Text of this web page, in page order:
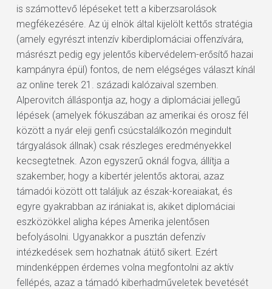
is számottevő lépéseket tett a kiberzsarolások
megfékezésére. Az új elnök által kijelölt kettős stratégia
(amely egyrészt intenzív kiberdiplomáciai offenzívára,
másrészt pedig egy jelentős kibervédelem-erősítő hazai
kampányra épül) fontos, de nem elégséges választ kínál
az online terek 21. századi kalózaival szemben.
Alperovitch álláspontja az, hogy a diplomáciai jellegű
lépések (amelyek fókuszában az amerikai és orosz fél
között a nyár eleji genfi csúcstalálkozón megindult
tárgyalások állnak) csak részleges eredményekkel
kecsegtetnek. Azon egyszerű oknál fogva, állítja a
szakember, hogy a kibertér jelentős aktorai, azaz
támadói között ott találjuk az észak-koreaiakat, és
egyre gyakrabban az irániakat is, akiket diplomáciai
eszközökkel aligha képes Amerika jelentősen
befolyásolni. Ugyanakkor a pusztán defenzív
intézkedések sem hozhatnak átütő sikert. Ezért
mindenképpen érdemes volna megfontolni az aktív
fellépés, azaz a támadó kiberhadműveletek bevetését